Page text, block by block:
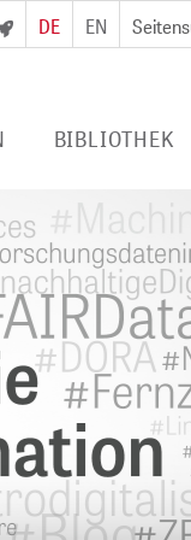
DE EN
BIBLIOTHEK
und
POLICIES
PRESSE
KARRIERE